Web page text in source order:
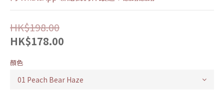
HK$198.00
HK$178.00
顏色